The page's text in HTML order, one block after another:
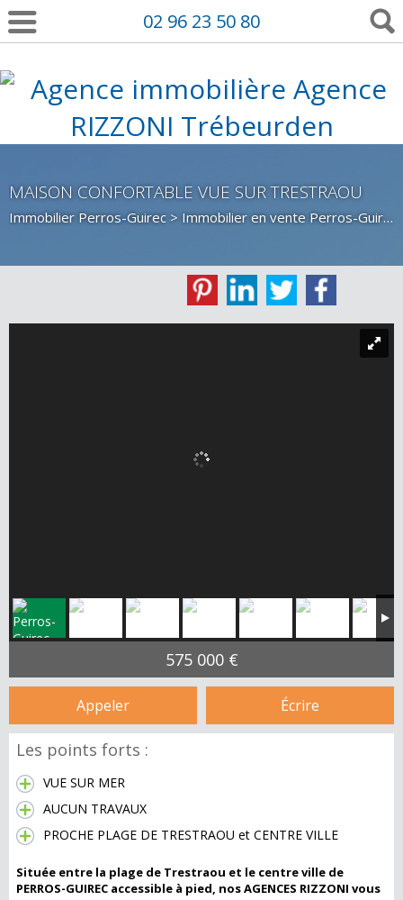
02 96 23 50 80
MAISON CONFORTABLE VUE SUR TRESTRAOU
Immobilier Perros-Guirec > Immobilier en vente Perros-Guirec
575 000 €
Appeler Écrire
Les points forts :
VUE SUR MER
AUCUN TRAVAUX
PROCHE PLAGE DE TRESTRAOU et CENTRE VILLE
Située entre la plage de Trestraou et le centre ville de
PERROS-GUIREC accessible à pied, nos AGENCES RIZZONI vous